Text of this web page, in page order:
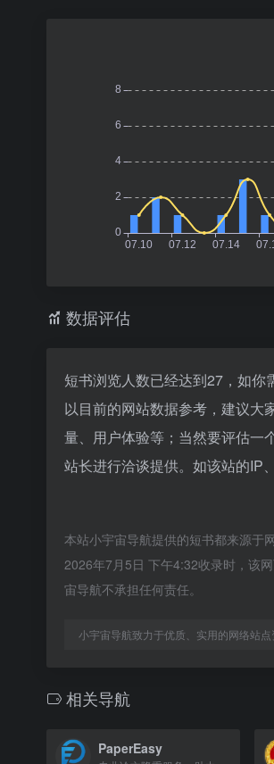
数据评估
短书浏览人数已经达到27，如
以目前的网站数据参考，建议大
量、用户体验等；当然要评估一
站长进行洽谈提供。如该站的IP
本站小宇宙导航提供的短书都来源于
2026年7月5日 下午4:32收录时，该
宙导航不承担任何责任。
小宇宙导航致力于优质、实用的网络站点
相关导航
PaperEasy